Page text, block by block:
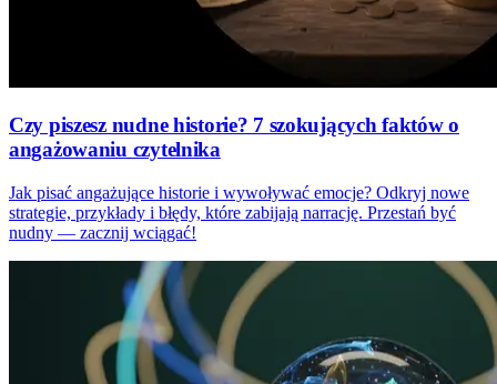
Czy piszesz nudne historie? 7 szokujących faktów o
angażowaniu czytelnika
Jak pisać angażujące historie i wywoływać emocje? Odkryj nowe
strategie, przykłady i błędy, które zabijają narrację. Przestań być
nudny — zacznij wciągać!